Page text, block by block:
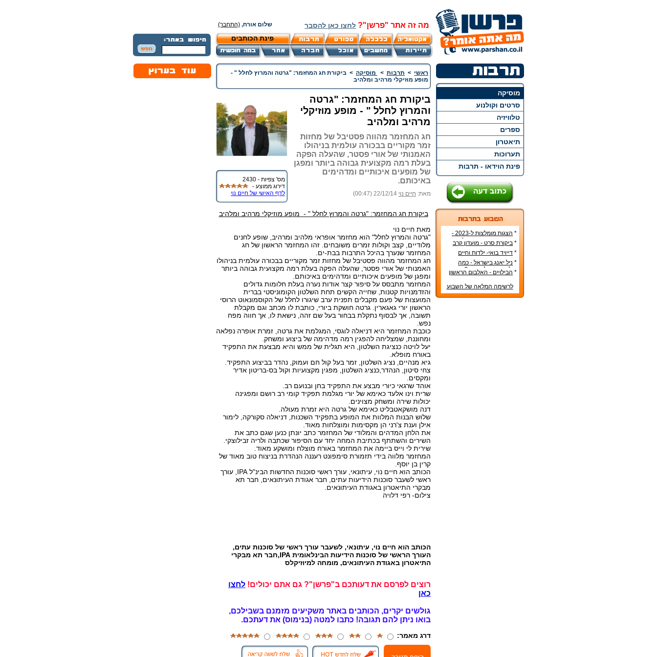
מה זה אתר "פרשן"? לחצו כאן להסבר שלום אורח, (התחבר)
פינת הכותבים
מוסיקה
סרטים וקולנוע
טלוויזיה
ספרים
תיאטרון
תערוכות
פינת הוידאו - תרבות
*
הצגות מומלצות ל-2023 -
הרשימה הטובה ביותר!
* ביקורת סרט - מועדון קרב
* דייויד בואי- ילדות וחיים
אישיים
* ניל יאנג בישראל - כמה
עולה כרטיס להופעה?
* הבילויים - האלבום הראשון
לרשימה המלאה של השבוע
ראשי > תרבות > מוסיקה > ביקורת חג המחזמר: "גרטה והמרוץ לחלל " -
מופע מוזיקלי מרהיב ומלהיב
מס' צפיות - 2430
דירוג ממוצע -
לדף האישי של חיים נוי
ביקורת חג המחזמר: "גרטה
והמרוץ לחלל " - מופע מוזיקלי
מרהיב ומלהיב
חג המחזמר מהווה פסטיבל של מחזות
זמר מקוריים בבכורה עולמית בניהולו
האמנותי של אורי פסטר, שהעלה הפקה
בעלת רמה מקצועית גבוהה ביותר ומפגן
של מופעים איכותיים ומדהימים
באיכותם.
מאת: חיים נוי 22/12/14 (00:47)
ביקורת חג המחזמר: "גרטה והמרוץ לחלל " - מופע מוזיקלי מרהיב ומלהיב
מאת חיים נוי
"גרטה והמרוץ לחלל" הוא מחזמר אופראי מלהיב ומרהיב, שופע לחנים
מלודיים, קצב וקולות זמרים משובחים. זהו המחזמר הראשון של חג
המחזמר שנערך בהיכל התרבות בבת-ים.
חג המחזמר מהווה פסטיבל של מחזות זמר מקוריים בבכורה עולמית בניהולו
האמנותי של אורי פסטר, שהעלה הפקה בעלת רמה מקצועית גבוהה ביותר
ומפגן של מופעים איכותיים ומדהימים באיכותם.
המחזמר מתבסס על סיפור קצר אודות נערה בעלת חלומות גדולים
והזדמנויות קטנות, שחייה הקשים תחת השלטון הקומוניסטי בברית
המועצות של פעם מקבלים תפנית ערב שיגורו לחלל של הקוסמונאוט הרוסי
הראשון יורי גאגארין. גרטה חושקת ביורי, כותבת לו מכתב וגם מקבלת
תשובה, אך לבסוף נתקלת בבחור בעל שם זהה, נישאת לו, אך חווה מפח
נפש.
כוכבת המחזמר היא דניאלה לוגסי, המגלמת את גרטה, זמרת אופרה נפלאה
ומחוננת, שמצליחה להפגין רמה מדהימה של ביצוע ומשחק.
יעל לויטה כנציגת השלטון, היא תגלית של ממש והיא מבצעת את התפקיד
באורח מופלא.
גיא מנהיים, נציג השלטון, זמר בעל קול חם ועמוק, נהדר בביצוע התפקיד.
צחי סיטון, הנהדר,כנציג השלטון, מפגין מקצועיות וקול בס-בריטון אדיר
ומקסים.
אוהד שרגאי כיורי מבצע את התפקיד בחן ובנועם רב.
שרית וינו אלעד כאימא של יורי מגלמת תפקיד קומי רב רושם ומפגינה
יכולות שירה ומשחק מצוינים.
דנה מושקאטבליט כאימא של גרטה היא זמרת מעולה.
שלוש הבנות המלוות את המופע בתפקיד השכנות, דניאלה סקורקה, לימור
אילן וענת צ'רני הן מקסימות ומוצלחות מאוד.
את הלחן המדהים והמלודי של המחזמר כתב יונתן כנען שגם כתב את
השירים והשתתף בכתיבת המחה יחד עם הסיפור שכתבה ולריה זבילוצקי.
שירית לי וייס ביימה את המחזמר באורח מוצלח ומושקע מאוד.
המחזמר מלווה בידי תזמורת סימפונט רעננה הנהדרת בניצוח טוב מאוד של
קרין בן יוסף.
הכותב הוא חיים נוי, עיתונאי, עורך ראשי סוכנות החדשות הבינ"ל IPA, עורך
ראשי לשעבר סוכנות הידיעות עתים, חבר אגודת העיתונאים, חבר תא
מבקרי התיאטרון באגודת העיתונאים.
צילום- רפי דלויה
הכותב הוא חיים נוי, עיתונאי, לשעבר עורך ראשי של סוכנות עתים,
העורך הראשי של סוכנות הידיעות הבינלאומית IPA,חבר תא מבקרי
התיאטרון באגודת העיתונאים, מומחה למיוזיקלס
רוצים לפרסם את דעותכם ב"פרשן"? גם אתם יכולים! לחצו
כאן
גולשים יקרים, הכותבים באתר משקיעים מזמנם בשבילכם,
בואו ניתן להם תגובה! כתבו למטה (בנימוס) את דעתכם.
דרג מאמר: